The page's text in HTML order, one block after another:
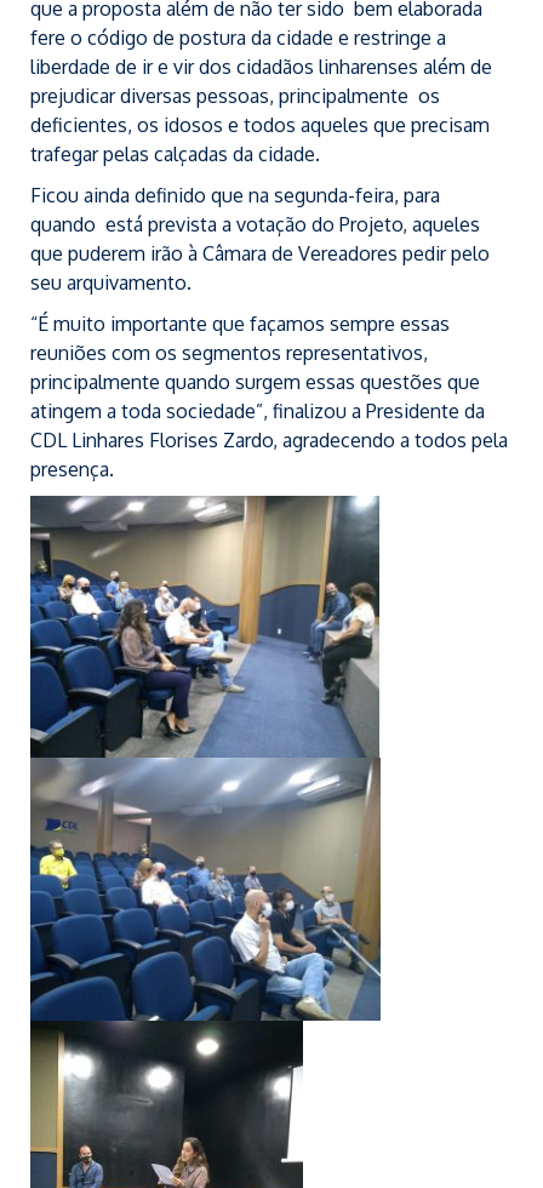
que a proposta além de não ter sido bem elaborada
fere o código de postura da cidade e restringe a
liberdade de ir e vir dos cidadãos linharenses além de
prejudicar diversas pessoas, principalmente os
deficientes, os idosos e todos aqueles que precisam
trafegar pelas calçadas da cidade.
Ficou ainda definido que na segunda-feira, para
quando está prevista a votação do Projeto, aqueles
que puderem irão à Câmara de Vereadores pedir pelo
seu arquivamento.
“É muito importante que façamos sempre essas
reuniões com os segmentos representativos,
principalmente quando surgem essas questões que
atingem a toda sociedade”, finalizou a Presidente da
CDL Linhares Florises Zardo, agradecendo a todos pela
presença.